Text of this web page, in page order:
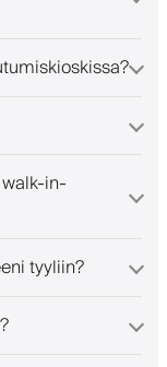
in-
tyyliin?